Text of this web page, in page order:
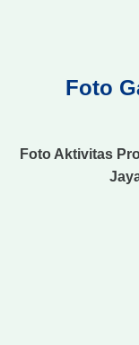
Foto
Foto Aktivitas